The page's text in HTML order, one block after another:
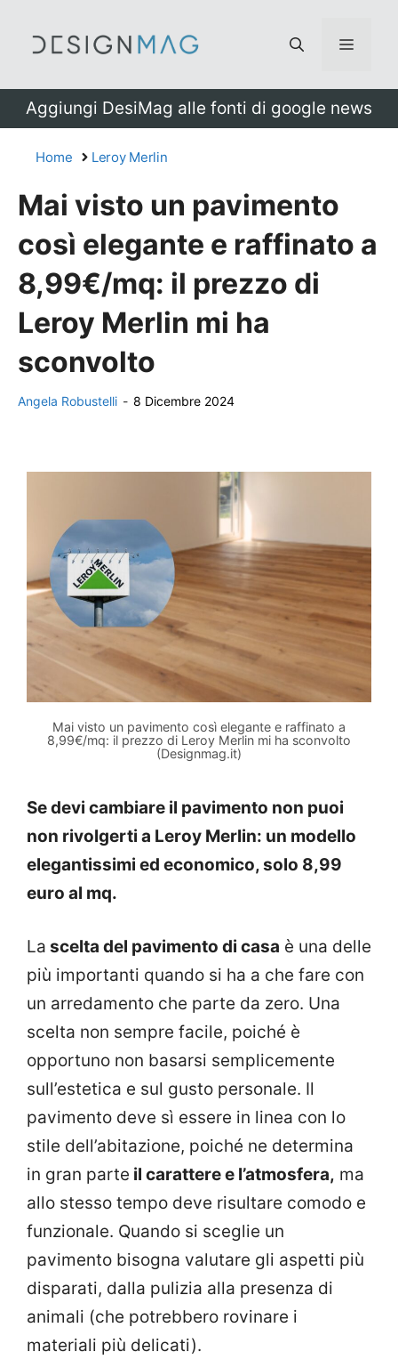
Menu
Aggiungi DesiMag alle fonti di google news
Home Leroy Merlin
Mai visto un pavimento
così elegante e raffinato a
8,99€/mq: il prezzo di
Leroy Merlin mi ha
sconvolto
Angela Robustelli - 8 Dicembre 2024
Mai visto un pavimento così elegante e raffinato a
8,99€/mq: il prezzo di Leroy Merlin mi ha sconvolto
(Designmag.it)
Se devi cambiare il pavimento non puoi
non rivolgerti a Leroy Merlin: un modello
elegantissimi ed economico, solo 8,99
euro al mq.
La scelta del pavimento di casa è una delle
più importanti quando si ha a che fare con
un arredamento che parte da zero. Una
scelta non sempre facile, poiché è
opportuno non basarsi semplicemente
sull’estetica e sul gusto personale. Il
pavimento deve sì essere in linea con lo
stile dell’abitazione, poiché ne determina
in gran parte il carattere e l’atmosfera, ma
allo stesso tempo deve risultare comodo e
funzionale. Quando si sceglie un
pavimento bisogna valutare gli aspetti più
disparati, dalla pulizia alla presenza di
animali (che potrebbero rovinare i
materiali più delicati).